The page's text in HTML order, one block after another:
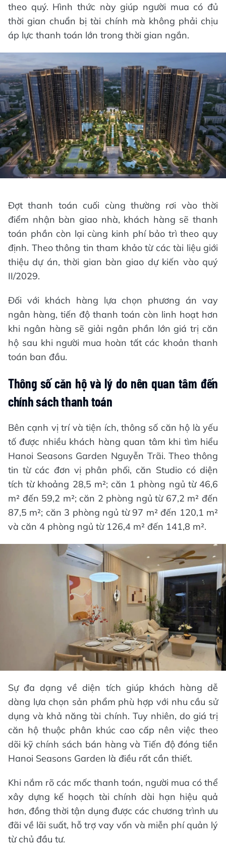
theo quý. Hình thức này giúp người mua có đủ
thời gian chuẩn bị tài chính mà không phải chịu
áp lực thanh toán lớn trong thời gian ngắn.
Đợt thanh toán cuối cùng thường rơi vào thời
điểm nhận bàn giao nhà, khách hàng sẽ thanh
toán phần còn lại cùng kinh phí bảo trì theo quy
định. Theo thông tin tham khảo từ các tài liệu giới
thiệu dự án, thời gian bàn giao dự kiến vào quý
II/2029.
Đối với khách hàng lựa chọn phương án vay
ngân hàng, tiến độ thanh toán còn linh hoạt hơn
khi ngân hàng sẽ giải ngân phần lớn giá trị căn
hộ sau khi người mua hoàn tất các khoản thanh
toán ban đầu.
Thông số căn hộ và lý do nên quan tâm đến
chính sách thanh toán
Bên cạnh vị trí và tiện ích, thông số căn hộ là yếu
tố được nhiều khách hàng quan tâm khi tìm hiểu
Hanoi Seasons Garden Nguyễn Trãi. Theo thông
tin từ các đơn vị phân phối, căn Studio có diện
tích từ khoảng 28,5 m²; căn 1 phòng ngủ từ 46,6
m² đến 59,2 m²; căn 2 phòng ngủ từ 67,2 m² đến
87,5 m²; căn 3 phòng ngủ từ 97 m² đến 120,1 m²
và căn 4 phòng ngủ từ 126,4 m² đến 141,8 m².
Sự đa dạng về diện tích giúp khách hàng dễ
dàng lựa chọn sản phẩm phù hợp với nhu cầu sử
dụng và khả năng tài chính. Tuy nhiên, do giá trị
căn hộ thuộc phân khúc cao cấp nên việc theo
dõi kỹ chính sách bán hàng và Tiến độ đóng tiền
Hanoi Seasons Garden là điều rất cần thiết.
Khi nắm rõ các mốc thanh toán, người mua có thể
xây dựng kế hoạch tài chính dài hạn hiệu quả
hơn, đồng thời tận dụng được các chương trình ưu
đãi về lãi suất, hỗ trợ vay vốn và miễn phí quản lý
từ chủ đầu tư.